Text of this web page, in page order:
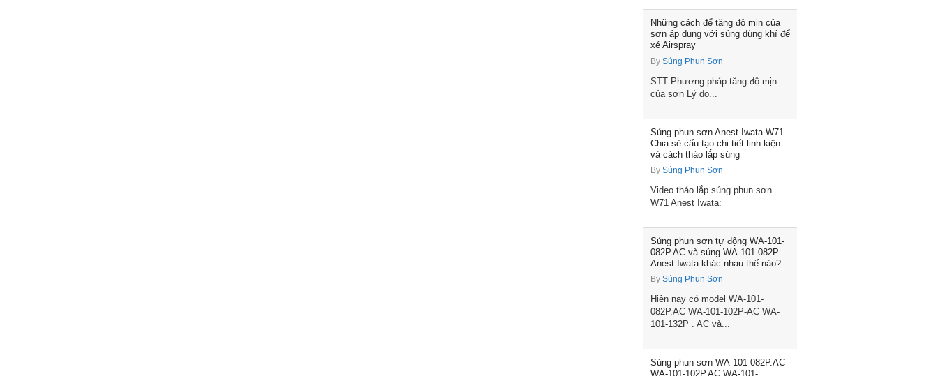
Những cách để tăng độ mịn của
sơn áp dụng với súng dùng khí để
xé Airspray
By Súng Phun Sơn
STT Phương pháp tăng độ mịn
của sơn Lý do...
Súng phun sơn Anest Iwata W71.
Chia sẻ cấu tạo chi tiết linh kiện
và cách tháo lắp súng
By Súng Phun Sơn
Video tháo lắp súng phun sơn
W71 Anest Iwata:
Súng phun sơn tự động WA-101-
082P.AC và súng WA-101-082P
Anest Iwata khác nhau thế nào?
By Súng Phun Sơn
Hiện nay có model WA-101-
082P.AC WA-101-102P-AC WA-
101-132P . AC và...
Súng phun sơn WA-101-082P.AC
WA-101-102P.AC WA-101-